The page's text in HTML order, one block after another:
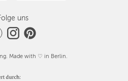
uns
Made with ♡ in Berlin.